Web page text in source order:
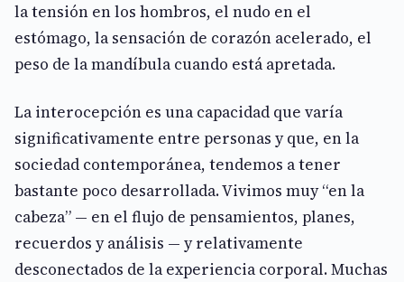
la tensión en los hombros, el nudo en el
estómago, la sensación de corazón acelerado, el
peso de la mandíbula cuando está apretada.
La interocepción es una capacidad que varía
significativamente entre personas y que, en la
sociedad contemporánea, tendemos a tener
bastante poco desarrollada. Vivimos muy “en la
cabeza” — en el flujo de pensamientos, planes,
recuerdos y análisis — y relativamente
desconectados de la experiencia corporal. Muchas